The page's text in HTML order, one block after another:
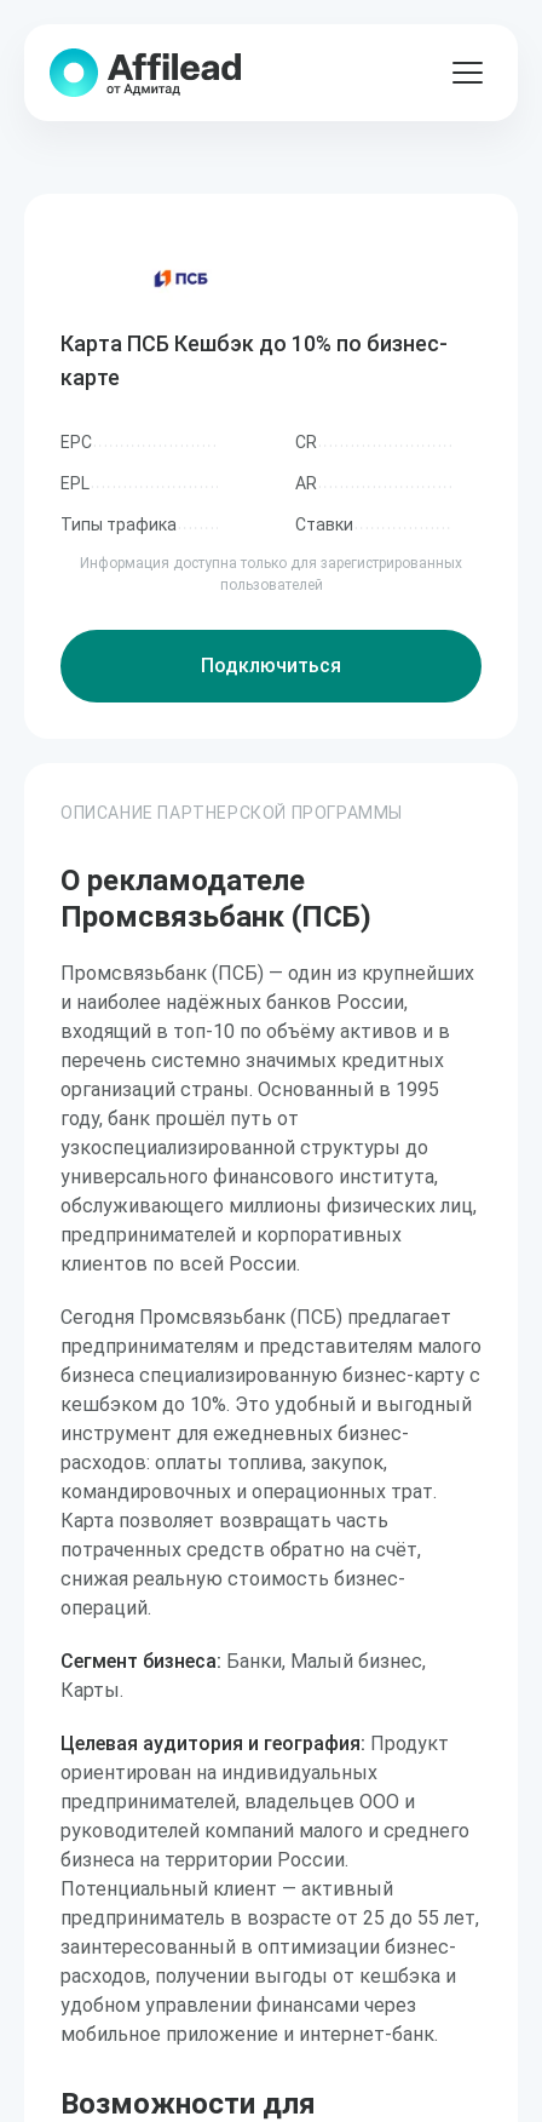
Карта ПСБ Кешбэк до 10% по бизнес-
карте
EPC CR
EPL AR
Типы трафика Ставки
Информация доступна только для зарегистрированных
пользователей
Подключиться
ОПИСАНИЕ ПАРТНЕРСКОЙ ПРОГРАММЫ
О рекламодателе
Промсвязьбанк (ПСБ)
Промсвязьбанк (ПСБ) — один из крупнейших
и наиболее надёжных банков России,
входящий в топ-10 по объёму активов и в
перечень системно значимых кредитных
организаций страны. Основанный в 1995
году, банк прошёл путь от
узкоспециализированной структуры до
универсального финансового института,
обслуживающего миллионы физических лиц,
предпринимателей и корпоративных
клиентов по всей России.
Сегодня Промсвязьбанк (ПСБ) предлагает
предпринимателям и представителям малого
бизнеса специализированную бизнес-карту с
кешбэком до 10%. Это удобный и выгодный
инструмент для ежедневных бизнес-
расходов: оплаты топлива, закупок,
командировочных и операционных трат.
Карта позволяет возвращать часть
потраченных средств обратно на счёт,
снижая реальную стоимость бизнес-
операций.
Сегмент бизнеса: Банки, Малый бизнес,
Карты.
Целевая аудитория и география: Продукт
ориентирован на индивидуальных
предпринимателей, владельцев ООО и
руководителей компаний малого и среднего
бизнеса на территории России.
Потенциальный клиент — активный
предприниматель в возрасте от 25 до 55 лет,
заинтересованный в оптимизации бизнес-
расходов, получении выгоды от кешбэка и
удобном управлении финансами через
мобильное приложение и интернет-банк.
Возможности для